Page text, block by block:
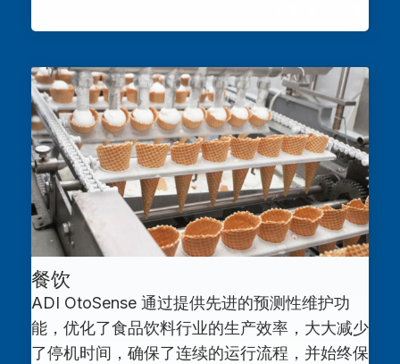
餐饮
ADI OtoSense 通过提供先进的预测性维护功
能，优化了食品饮料行业的生产效率，大大减少
了停机时间，确保了连续的运行流程，并始终保